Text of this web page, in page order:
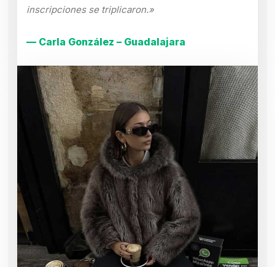
inscripciones se triplicaron.»
— Carla González – Guadalajara